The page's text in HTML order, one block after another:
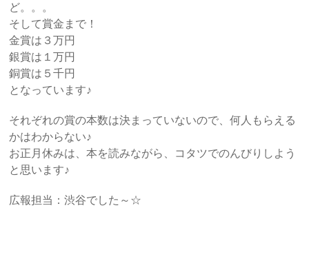
ど。。。
そして賞金まで！
金賞は３万円
銀賞は１万円
銅賞は５千円
となっています♪
それぞれの賞の本数は決まっていないので、何人もらえる
かはわからない♪
お正月休みは、本を読みながら、コタツでのんびりしよう
と思います♪
広報担当：渋谷でした～☆